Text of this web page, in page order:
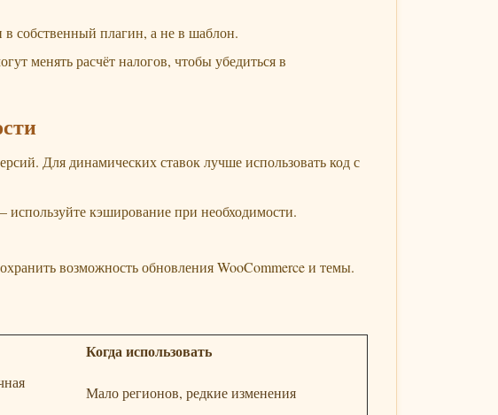
собственный плагин, а не в шаблон.
менять расчёт налогов, чтобы убедиться в
Для динамических ставок лучше использовать код с
кэширование при необходимости.
возможность обновления WooCommerce и темы.
Когда использовать
Мало регионов, редкие изменения